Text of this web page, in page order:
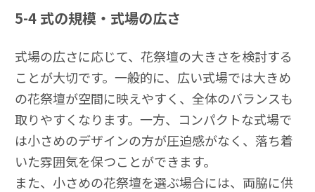
5-4 式の規模・式場の広さ
式場の広さに応じて、花祭壇の大きさを検討する
ことが大切です。一般的に、広い式場では大きめ
の花祭壇が空間に映えやすく、全体のバランスも
取りやすくなります。一方、コンパクトな式場で
は小さめのデザインの方が圧迫感がなく、落ち着
いた雰囲気を保つことができます。
また、小さめの花祭壇を選ぶ場合には、両脇に供